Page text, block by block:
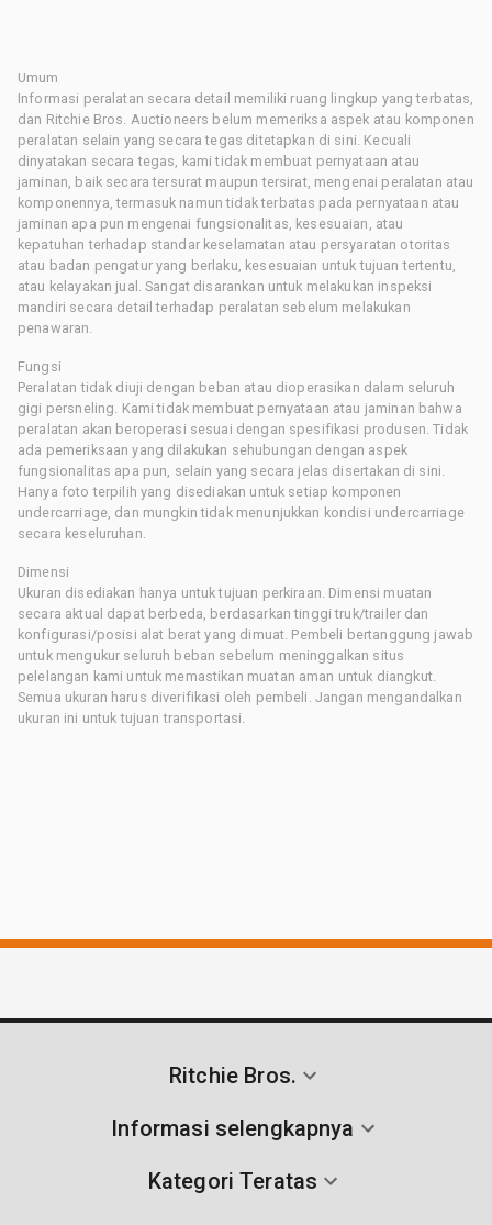
Umum
Informasi peralatan secara detail memiliki ruang lingkup yang terbatas,
dan Ritchie Bros. Auctioneers belum memeriksa aspek atau komponen
peralatan selain yang secara tegas ditetapkan di sini. Kecuali
dinyatakan secara tegas, kami tidak membuat pernyataan atau
jaminan, baik secara tersurat maupun tersirat, mengenai peralatan atau
komponennya, termasuk namun tidak terbatas pada pernyataan atau
jaminan apa pun mengenai fungsionalitas, kesesuaian, atau
kepatuhan terhadap standar keselamatan atau persyaratan otoritas
atau badan pengatur yang berlaku, kesesuaian untuk tujuan tertentu,
atau kelayakan jual. Sangat disarankan untuk melakukan inspeksi
mandiri secara detail terhadap peralatan sebelum melakukan
penawaran.
Fungsi
Peralatan tidak diuji dengan beban atau dioperasikan dalam seluruh
gigi persneling. Kami tidak membuat pernyataan atau jaminan bahwa
peralatan akan beroperasi sesuai dengan spesifikasi produsen. Tidak
ada pemeriksaan yang dilakukan sehubungan dengan aspek
fungsionalitas apa pun, selain yang secara jelas disertakan di sini.
Hanya foto terpilih yang disediakan untuk setiap komponen
undercarriage, dan mungkin tidak menunjukkan kondisi undercarriage
secara keseluruhan.
Dimensi
Ukuran disediakan hanya untuk tujuan perkiraan. Dimensi muatan
secara aktual dapat berbeda, berdasarkan tinggi truk/trailer dan
konfigurasi/posisi alat berat yang dimuat. Pembeli bertanggung jawab
untuk mengukur seluruh beban sebelum meninggalkan situs
pelelangan kami untuk memastikan muatan aman untuk diangkut.
Semua ukuran harus diverifikasi oleh pembeli. Jangan mengandalkan
ukuran ini untuk tujuan transportasi.
Ritchie Bros.
Informasi selengkapnya
Kategori Teratas